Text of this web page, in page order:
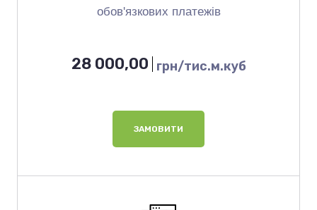
обов'язкових платежів
28 000,00 грн/тис.м.куб
ЗАМОВИТИ